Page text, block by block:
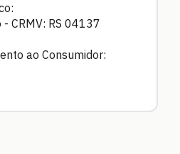
CRMV: RS 04137
ao Consumidor: